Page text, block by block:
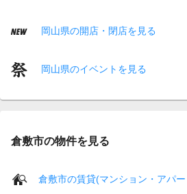
岡山県の開店・閉店を見る
岡山県のイベントを見る
倉敷市の物件を見る
倉敷市の賃貸(マンション・アパ